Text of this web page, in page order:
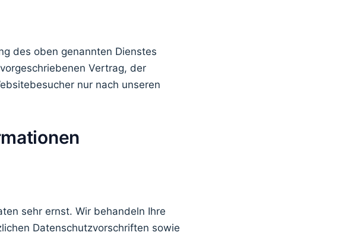
des oben genannten Dienstes
Vertrag, der
nur nach unseren
sehr ernst. Wir behandeln Ihre
Datenschutzvorschriften sowie